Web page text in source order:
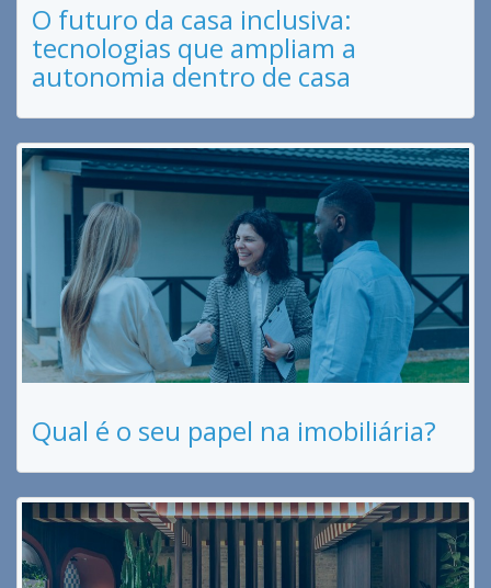
O futuro da casa inclusiva:
tecnologias que ampliam a
autonomia dentro de casa
Qual é o seu papel na imobiliária?